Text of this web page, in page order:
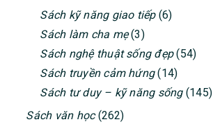
Sách kỹ năng giao tiếp(6)
Sách làm cha mẹ(3)
Sách nghệ thuật sống đẹp(54)
Sách truyền cảm hứng(14)
Sách tư duy – kỹ năng sống(145)
Sách văn học(262)